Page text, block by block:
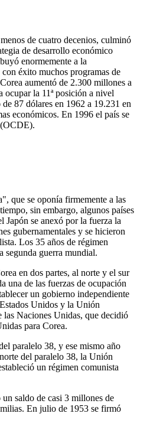
de cuatro decenios, culminó
de desarrollo económico
enormemente a la
éxito muchos programas de
aumentó de 2.300 millones a
ocupar la 11ª posición a nivel
87 dólares en 1962 a 19.231 en
económicos. En 1996 el país se
que se oponía firmemente a las
sin embargo, algunos países
Japón se anexó por la fuerza la
gubernamentales y se hicieron
Los 35 años de régimen
segunda guerra mundial.
en dos partes, al norte y el sur
una de las fuerzas de ocupación
un gobierno independiente
Unidos y la Unión
las Naciones Unidas, que decidió
para Corea.
paralelo 38, y ese mismo año
del paralelo 38, la Unión
un régimen comunista
saldo de casi 3 millones de
En julio de 1953 se firmó